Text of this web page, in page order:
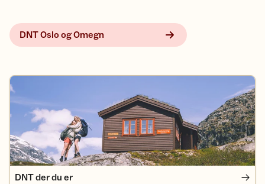
DNT Oslo og Omegn
DNT der du er
DNT der du er